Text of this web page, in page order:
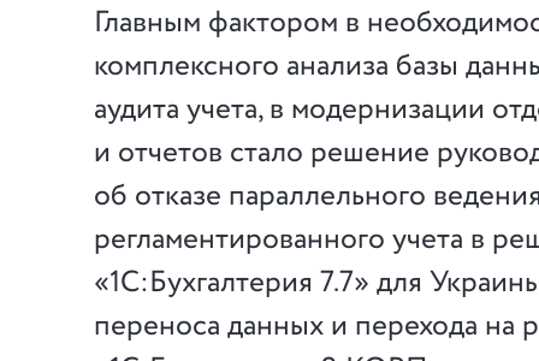
Главным фактором в
комплексного анализа базы
аудита учета, в модернизации
и отчетов стало решение
об отказе параллельного
регламентированного учета в
«1С:Бухгалтерия 7.7» для
переноса данных и перехода на